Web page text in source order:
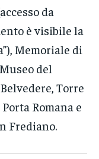
da
è visibile la
Memoriale di
del
Torre
Romana e
Frediano.